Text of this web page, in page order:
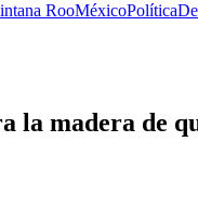
RooMéxicoPolítica
la madera de